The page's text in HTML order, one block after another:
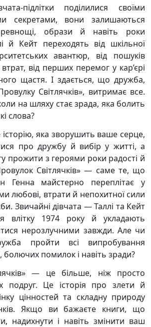
підлітки поділилися своїми
секретами, вони залишаються
образи й навіть роки
й Кейт переходять від шкільної
авантюр, від пошуків
від перших перемог у кар’єрі
щастя. І здається, що дружба,
Світлячків», витримає все.
на шляху стає зрада, яка болить
слова?
яка зворушить ваше серце,
про дружбу й вибір у житті, а
прожити з героями роки радості й
Світлячків» — саме те, що
Генна майстерно переплітає у
любові, втрати й непохитної сили
Звичайні дівчата — Таллі та Кейт
влітку 1974 року й укладають
нерозлучними завжди. Але чи
пройти всі випробування
помилок і навіть зради?
— це більше, ніж просто
подруг. Це історія про злети й
цінностей та складну природу
Якщо ви бажаєте книги, що
надихнути і навіть змінити ваш